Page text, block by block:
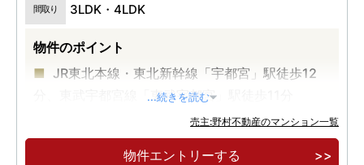
間取り 3LDK・4LDK
物件のポイント
JR東北本線・東北新幹線「宇都宮」駅徒歩12
分、東武宇都宮線「東武宇都宮」駅徒歩11分
宇都宮文化の中心「二荒山神社」近接。
全戸南向き・15階建て・全69邸のレジデンス
...続きを読む
売主:野村不動産のマンション一覧
物件エントリーする